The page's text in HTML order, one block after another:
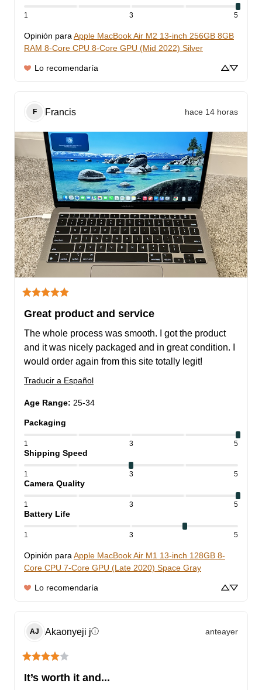
1 3 5
Opinión para Apple MacBook Air M2 13-inch 256GB 8GB
RAM 8-Core CPU 8-Core GPU (Mid 2022) Silver
Lo recomendaría
F Francis hace 14 horas
Great product and service
The whole process was smooth. I got the product
and it was nicely packaged and in great condition. I
would order again from this site totally legit!
Traducir a Español
Age Range: 25-34
Packaging
1 3 5
Shipping Speed
1 3 5
Camera Quality
1 3 5
Battery Life
1 3 5
Opinión para Apple MacBook Air M1 13-inch 128GB 8-
Core CPU 7-Core GPU (Late 2020) Space Gray
Lo recomendaría
AJ Akaonyeji jⓘ anteayer
It’s worth it and...